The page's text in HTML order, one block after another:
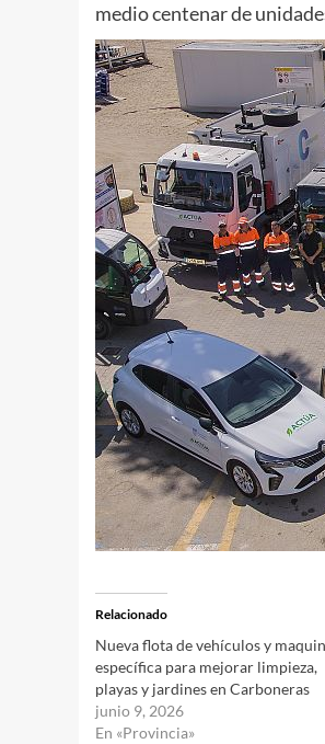
medio centenar de
Relacionado
Nueva flota de vehículos y
específica para mejorar limpieza,
playas y jardines en Carboneras
junio 9, 2026
En «Provincia»